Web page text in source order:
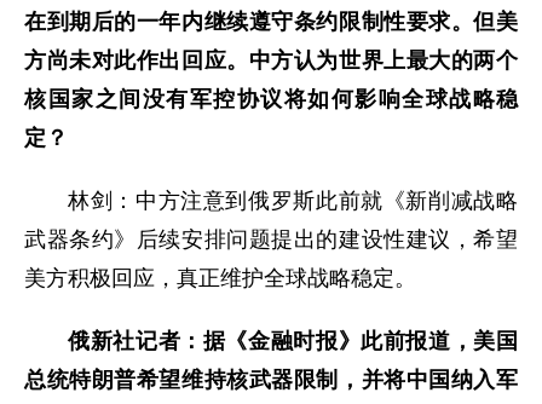
在到期后的一年内继续遵守条约限制性要求。但美
方尚未对此作出回应。中方认为世界上最大的两个
核国家之间没有军控协议将如何影响全球战略稳
定？
林剑：中方注意到俄罗斯此前就《新削减战略
武器条约》后续安排问题提出的建设性建议，希望
美方积极回应，真正维护全球战略稳定。
俄新社记者：据《金融时报》此前报道，美国
总统特朗普希望维持核武器限制，并将中国纳入军